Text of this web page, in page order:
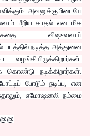
அவனுக்குமிடையே
மீறிய காதல் என மிக
விஷுவலாய்
படத்தில் நடித்த அத்துனை
கொண்டு நடிக்கிறார்கள்.
போடும் நடிப்பு, என
எமோஷனலி நம்மை